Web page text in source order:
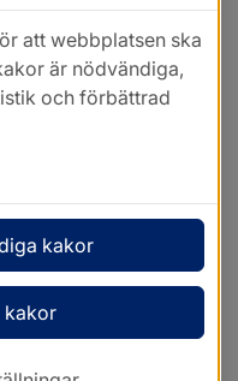
att webbplatsen ska
är nödvändiga,
och förbättrad
kakor
kakor